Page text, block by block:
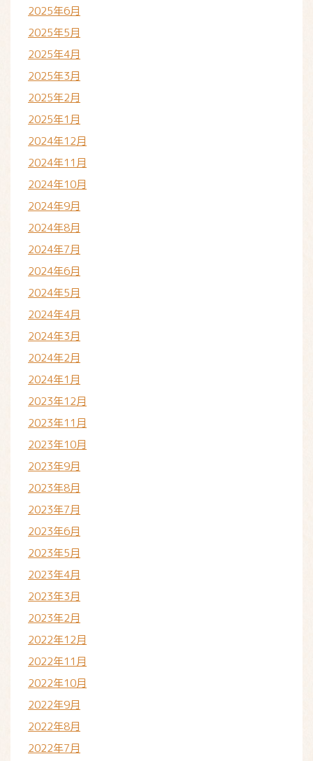
2025年6月
2025年5月
2025年4月
2025年3月
2025年2月
2025年1月
2024年12月
2024年11月
2024年10月
2024年9月
2024年8月
2024年7月
2024年6月
2024年5月
2024年4月
2024年3月
2024年2月
2024年1月
2023年12月
2023年11月
2023年10月
2023年9月
2023年8月
2023年7月
2023年6月
2023年5月
2023年4月
2023年3月
2023年2月
2022年12月
2022年11月
2022年10月
2022年9月
2022年8月
2022年7月